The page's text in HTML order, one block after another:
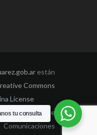
están
Commons
License
la Dirección de
Comunicaciones
tu consulta